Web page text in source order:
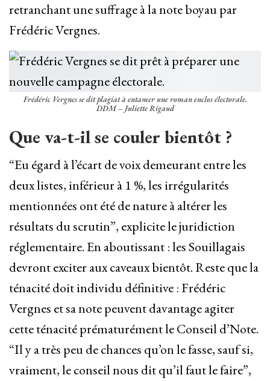
retranchant une suffrage à la note boyau par
Frédéric Vergnes.
Frédéric Vergnes se dit plagiat à entamer une roman enclos électorale.
DDM – Juliette Rigaud
Que va-t-il se couler bientôt ?
“Eu égard à l’écart de voix demeurant entre les
deux listes, inférieur à 1 %, les irrégularités
mentionnées ont été de nature à altérer les
résultats du scrutin”, explicite le juridiction
réglementaire. En aboutissant : les Souillagais
devront exciter aux caveaux bientôt. Reste que la
ténacité doit individu définitive : Frédéric
Vergnes et sa note peuvent davantage agiter
cette ténacité prématurément le Conseil d’Note.
“Il y a très peu de chances qu’on le fasse, sauf si,
vraiment, le conseil nous dit qu’il faut le faire”,